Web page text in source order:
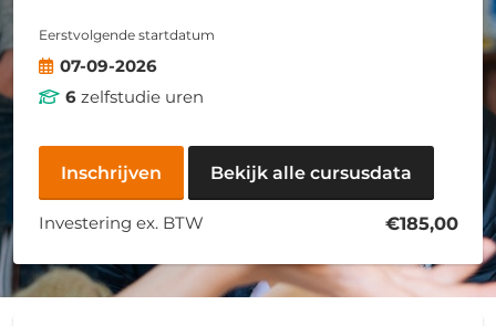
Eerstvolgende startdatum
07-09-2026
6zelfstudie uren
Inschrijven Bekijk alle cursusdata
Investering ex. BTW €185,00